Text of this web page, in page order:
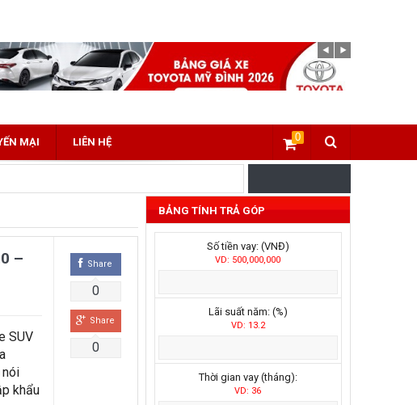
MẠI LIÊN HỆ 0
–
SUV
khẩu
Share
0
Share
0
BẢNG TÍNH TRẢ GÓP
Số tiền vay: (VNĐ)
VD: 500,000,000
Lãi suất năm: (%)
VD: 13.2
Thời gian vay (tháng):
VD: 36